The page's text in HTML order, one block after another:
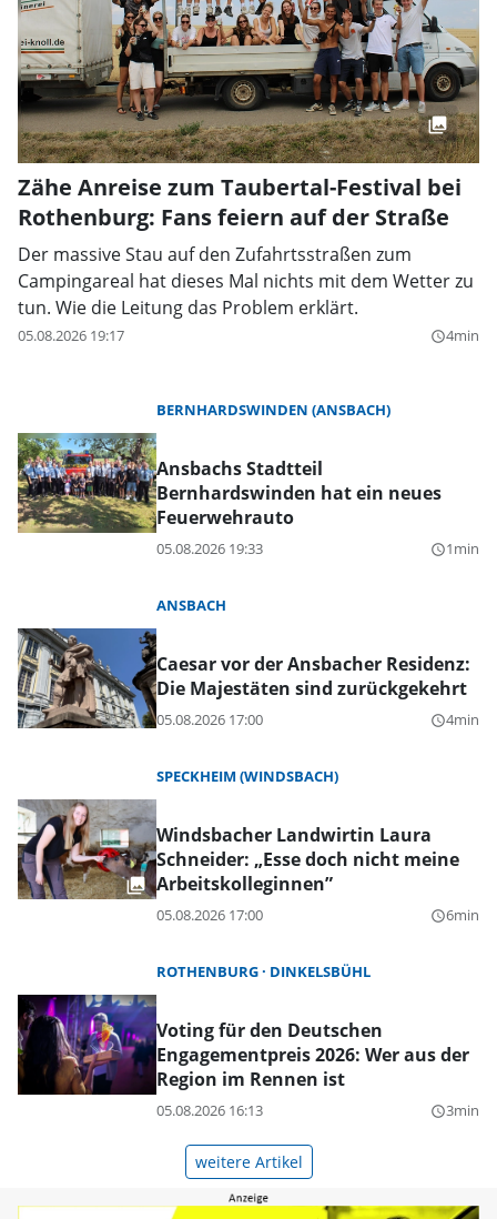
Zähe Anreise zum Taubertal-Festival bei
Rothenburg: Fans feiern auf der Straße
Der massive Stau auf den Zufahrtsstraßen zum
Campingareal hat dieses Mal nichts mit dem Wetter zu
tun. Wie die Leitung das Problem erklärt.
05.08.2026 19:17 query_builder4min
BERNHARDSWINDEN (ANSBACH)
Ansbachs Stadtteil
Bernhardswinden hat ein neues
Feuerwehrauto
05.08.2026 19:33 query_builder1min
ANSBACH
Caesar vor der Ansbacher Residenz:
Die Majestäten sind zurückgekehrt
05.08.2026 17:00 query_builder4min
SPECKHEIM (WINDSBACH)
Windsbacher Landwirtin Laura
Schneider: „Esse doch nicht meine
Arbeitskolleginnen”
05.08.2026 17:00 query_builder6min
ROTHENBURG DINKELSBÜHL
Voting für den Deutschen
Engagementpreis 2026: Wer aus der
Region im Rennen ist
05.08.2026 16:13 query_builder3min
weitere Artikel